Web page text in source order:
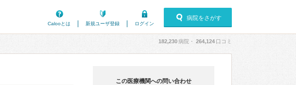
Calooとは
新規ユーザ登録 ログイン
病院をさがす
182,230病院・ 264,124 口コミ
この医療機関への問い合わせ